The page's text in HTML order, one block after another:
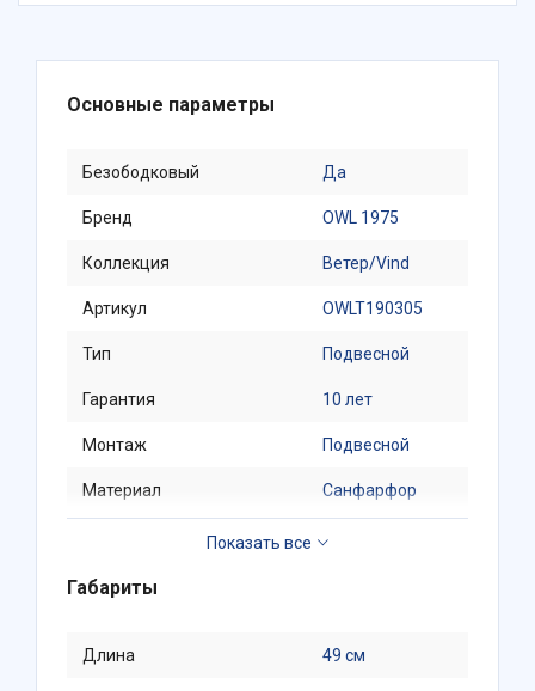
Основные параметры
Безободковый Да
Бренд OWL 1975
Коллекция Ветер/Vind
Артикул OWLT190305
Тип Подвесной
Гарантия 10 лет
Монтаж Подвесной
Материал Санфарфор
Направление выпуска
Горизонтальное
Габариты
Длина 49 см